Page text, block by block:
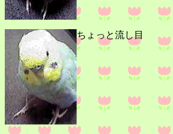
ちょっと流し目